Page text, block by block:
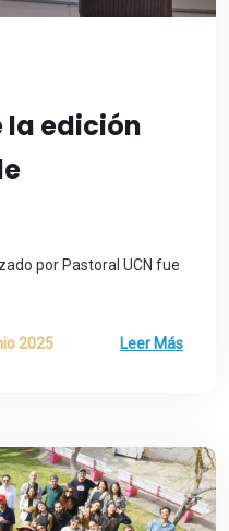
la edición
por Pastoral UCN fue
2025 Leer Más